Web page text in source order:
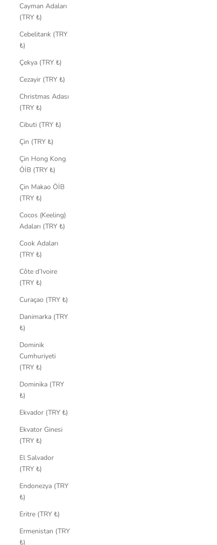
Cayman Adaları
(TRY ₺)
Cebelitarık (TRY
₺)
Çekya (TRY ₺)
Cezayir (TRY ₺)
Christmas Adası
(TRY ₺)
Cibuti (TRY ₺)
Çin (TRY ₺)
Çin Hong Kong
ÖİB (TRY ₺)
Çin Makao ÖİB
(TRY ₺)
Cocos (Keeling)
Adaları (TRY ₺)
Cook Adaları
(TRY ₺)
Côte d’Ivoire
(TRY ₺)
Curaçao (TRY ₺)
Danimarka (TRY
₺)
Dominik
Cumhuriyeti
(TRY ₺)
Dominika (TRY
₺)
Ekvador (TRY ₺)
Ekvator Ginesi
(TRY ₺)
El Salvador
(TRY ₺)
Endonezya (TRY
₺)
Eritre (TRY ₺)
Ermenistan (TRY
₺)